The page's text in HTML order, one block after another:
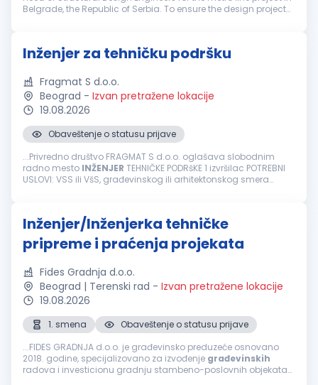
Belgrade, the Republic of Serbia. To ensure the design project
Inženjer za tehničku podršku
Fragmat S d.o.o.
Beograd - Izvan pretražene lokacije
19.08.2026
Obaveštenje o statusu prijave
...Privredno društvo FRAGMAT S d.o.o. oglašava slobodnim
radno mesto INŽENJER TEHNIČKE PODRšKE 1 izvršilac POTREBNI
USLOVI: VSS ili VšS, građevinskog ili arhitektonskog smera
Inženjer/Inženjerka tehničke
pripreme i praćenja projekata
Fides Gradnja d.o.o.
Beograd | Terenski rad - Izvan pretražene lokacije
19.08.2026
1. smena
Obaveštenje o statusu prijave
...FIDES GRADNJA d.o.o. je građevinsko preduzeće osnovano
2018. godine, specijalizovano za izvođenje građevinskih
radova i investicionu gradnju stambeno-poslovnih objekata